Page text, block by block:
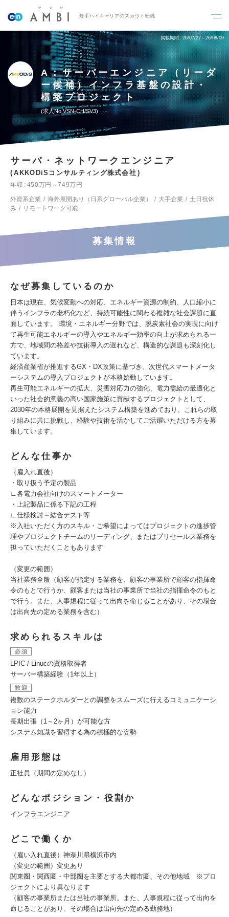
若手ハイキャリアのスカウト転職
掲載期間 26/07/27～26/08/09
A：サーバーエンジニア（リーダ
ー候補）インフラ基盤の設計・
構築プロジェクト
求人No.VSN-CH/SV3
サーバ・ネットワークエンジニア
AKKODiSコンサルティング株式会社
年収
450万円～749万円
外資系企業
海外展開あり（日系グローバル企業） 大手企業
土日祝休
み
リモートワーク可能
募集情報
なぜ募集しているのか
日本は現在、気候変動への対応、エネルギー資源の制約、人口縮小に
伴うインフラの老朽化など、持続可能性に関わる複雑な社会課題に直
面しています。 環境・エネルギー分野では、脱炭素社会の実現に向け
て再生可能エネルギーの導入やエネルギー効率の向上が求められる一
方で、地域間の格差や技術導入の遅れなど、構造的な課題も深刻化し
ています。
経済産業省が推進するGX・DX政策に基づき、次世代スマートメータ
ーシステムの導入プロジェクトが本格始動しています。
再生可能エネルギーの拡大、災害対応力の強化、電力需給の最適化と
いった社会的意義の高い国家施策に貢献するプロジェクトとして、
2030年の本格展開を見据えたシステム構築を進めており、これらの取
り組みに共に挑戦し、経験や技術を活かしてご活躍いただける方を募
集しています。
どんな仕事か
（雇入れ直後）
・取り扱う予定の製品
∟各電力会社向けのスマートメーター
・上記製品に係る下記の工程
∟仕様検討～結合テスト等
※入社いただく方のスキル・ご希望によってはプロジェクトの進捗管
理やプロジェクトチームのリーディング、またはプリセールス業務を
担っていただくこともあります
（変更の範囲）
当社業務全般（顧客が指定する業務を、顧客の事業所で顧客の指揮命
令のもとで行うか、顧客または当社の事業所で当社の指揮命令のもと
で行う。また、人事規程に従って出向を命じることがあり、その場合
は出向先の定める業務を含む）
求められるスキルは
必須
LPIC / Linucの資格取得者
サーバー構築経験（1年以上）
歓迎
複数のステークホルダーとの調整をスムーズに行えるコミュニケーシ
ョン能力
長期出張（1～2ヶ月）が可能な方
システム知識を習得する為の積極的な姿勢
雇用形態は
正社員（期間の定めなし）
どんなポジション・役割か
インフラエンジニア
どこで働くか
（雇い入れ直後）神奈川県横浜市内
（変更の範囲）変更あり
関東圏・関西圏・中部圏を主要とする大都市圏、その他地域 ※プロ
ジェクトにより異なります
（顧客の事業所または当社の事業所。また、人事規程に従って出向を
命じることがあり、その場合は出向先の定める勤務地）